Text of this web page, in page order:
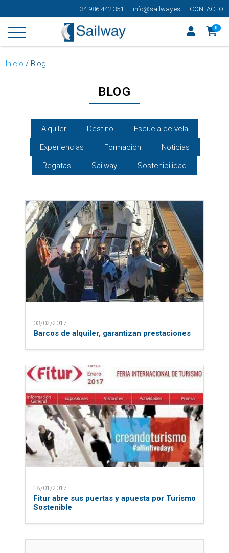
+34 986 442 351 info@sailway.es CONTACTO
0
Inicio / Blog
BLOG
Alquiler Destino
Escuela de vela
Experiencias
Formación
Noticias
Regatas
Sailway Sostenibilidad
03/02/2017
Barcos de alquiler, garantizan prestaciones
18/01/2017
Fitur abre sus puertas y apuesta por Turismo
Sostenible